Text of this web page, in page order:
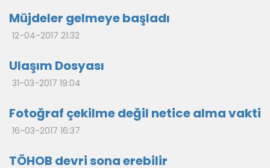
Müjdeler gelmeye başladı
12-04-2017 21:32
Ulaşım Dosyası
31-03-2017 19:04
Fotoğraf çekilme değil netice alma vakti
16-03-2017 16:37
TÖHOB devri sona erebilir